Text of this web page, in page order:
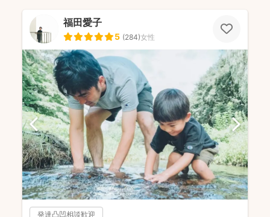
福田愛子
5 (284)女性
発達凸凹相談歓迎